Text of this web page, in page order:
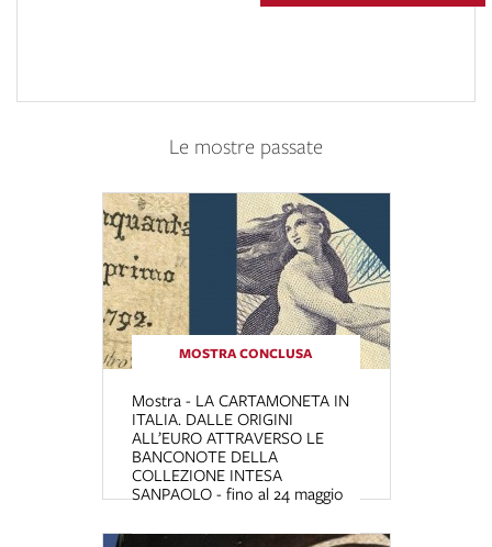
Le mostre passate
MOSTRA CONCLUSA
Mostra - LA CARTAMONETA IN
ITALIA. DALLE ORIGINI
ALL’EURO ATTRAVERSO LE
BANCONOTE DELLA
COLLEZIONE INTESA
SANPAOLO - fino al 24 maggio